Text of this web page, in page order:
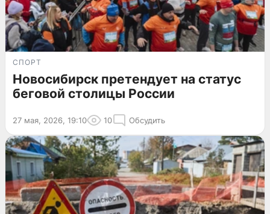
СПОРТ
Новосибирск претендует на статус
беговой столицы России
27 мая, 2026, 19:10 10 Обсудить